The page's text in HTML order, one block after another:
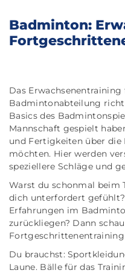
Badminton:
Das
Badmintonabteilung
Basics des
Mannschaft gespielt
und Fertigkeiten über die
möchten. Hier werden
speziellere Schläge und
Warst du schonmal beim
dich unterfordert
Erfahrungen im
zurückliegen? Dann
Fortgeschrittenentraining
Du brauchst:
Laune. Bälle für das